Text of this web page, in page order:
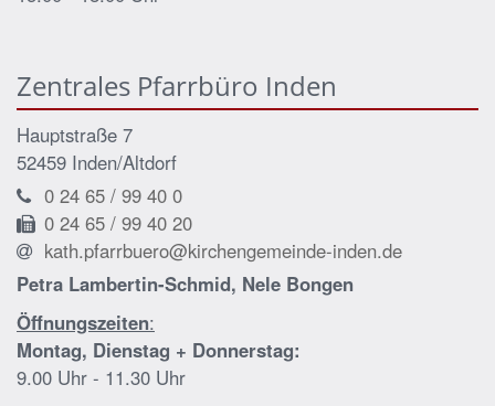
Zentrales Pfarrbüro Inden
Hauptstraße 7
52459 Inden/Altdorf
0 24 65 / 99 40 0
0 24 65 / 99 40 20
kath.pfarrbuero@kirchengemeinde-inden.de
Petra Lambertin-Schmid, Nele Bongen
Öffnungszeiten:
Montag, Dienstag + Donnerstag:
9.00 Uhr - 11.30 Uhr